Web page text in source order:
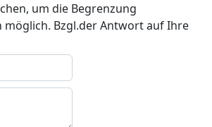
um die Begrenzung
Bzgl.der Antwort auf Ihre